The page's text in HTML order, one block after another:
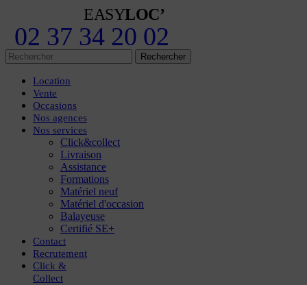
EASYLOC’
02 37 34 20 02
Rechercher
Location
Vente
Occasions
Nos agences
Nos services
Click&collect
Livraison
Assistance
Formations
Matériel neuf
Matériel d'occasion
Balayeuse
Certifié SE+
Contact
Recrutement
Click &
Collect